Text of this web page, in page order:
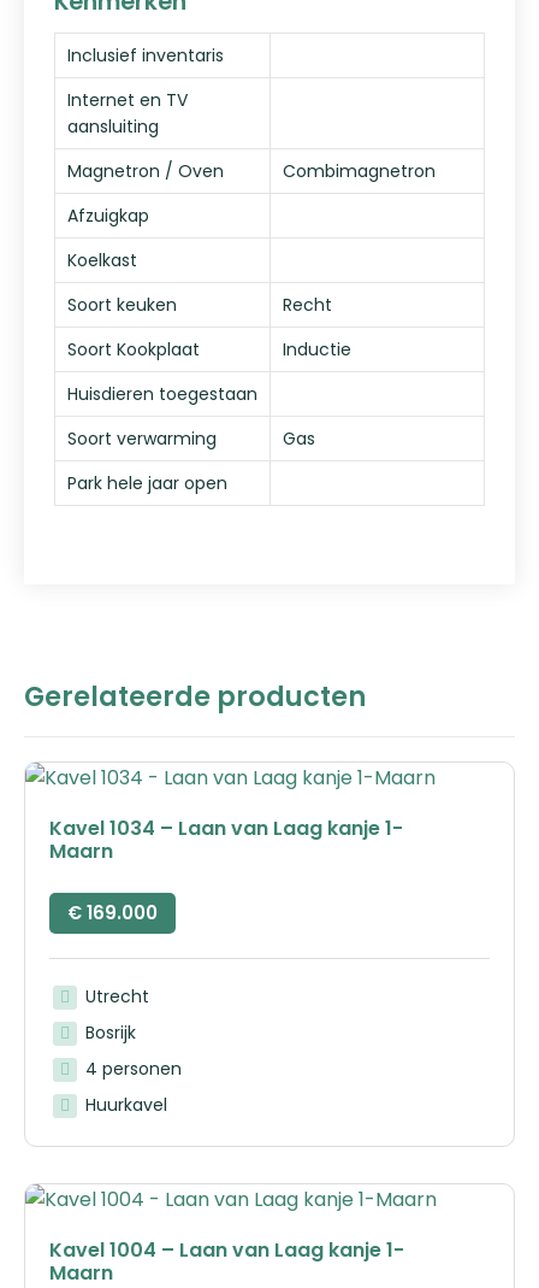
Inclusief inventaris
Internet en TV
aansluiting
Magnetron / Oven
Combimagnetron
Afzuigkap
Koelkast
Soort keuken
Recht
Soort Kookplaat
Inductie
Huisdieren toegestaan
Soort verwarming
Gas
Park hele jaar open
Gerelateerde producten
Kavel 1034 – Laan van Laag kanje 1-
Maarn
€169.000
Utrecht
Bosrijk
4 personen
Huurkavel
Kavel 1004 – Laan van Laag kanje 1-
Maarn